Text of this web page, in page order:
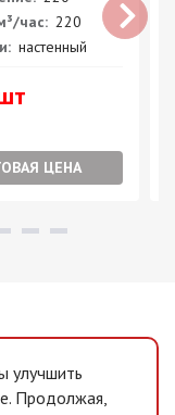
час: 220
настенный
ЦЕНА
улучшить
Продолжая,